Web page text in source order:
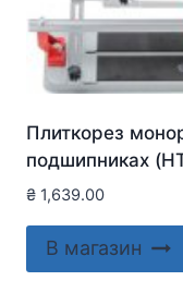
Плиткорез
подшипниках
₴ 1,639.00
В магазин